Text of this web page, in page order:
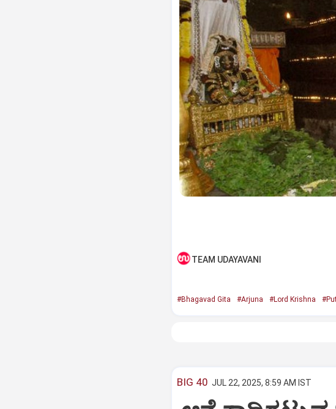
TEAM UDAYAVANI
#Bhagavad Gita #Arjuna #Lord Krishna
BIG 40 JUL 22, 2025, 8:59 AM IST